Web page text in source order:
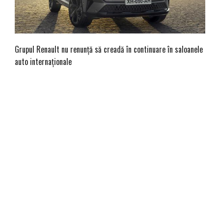
Grupul Renault nu renunță să creadă în continuare în saloanele
auto internaționale